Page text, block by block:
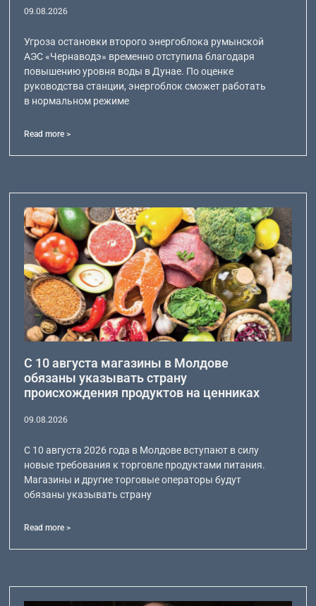
09.08.2026
Угроза остановки второго энергоблока румынской
АЭС «Чернаводэ» временно отступила благодаря
повышению уровня воды в Дунае. По оценке
руководства станции, энергоблок сможет работать
в нормальном режиме
Read more >
С 10 августа магазины в Молдове
обязаны указывать страну
происхождения продуктов на ценниках
09.08.2026
С 10 августа 2026 года в Молдове вступают в силу
новые требования к торговле продуктами питания.
Магазины и другие торговые операторы будут
обязаны указывать страну
Read more >